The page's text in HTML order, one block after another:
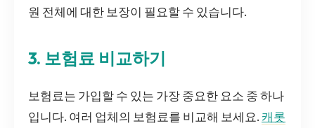
원 전체에 대한 보장이 필요할 수 있습니다.
3. 보험료 비교하기
보험료는 가입할 수 있는 가장 중요한 요소 중 하나
입니다. 여러 업체의 보험료를 비교해 보세요. 캐롯